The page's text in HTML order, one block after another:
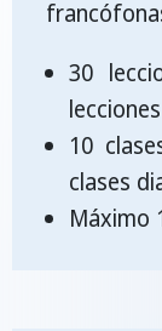
30
10
clases
Máximo